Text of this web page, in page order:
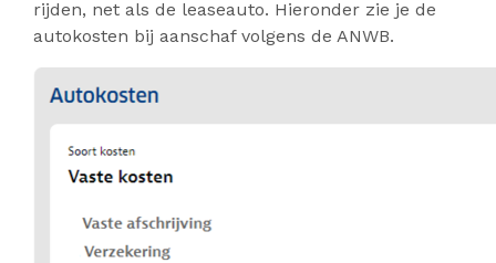
rijden, net als de leaseauto. Hieronder zie je de
autokosten bij aanschaf volgens de ANWB.